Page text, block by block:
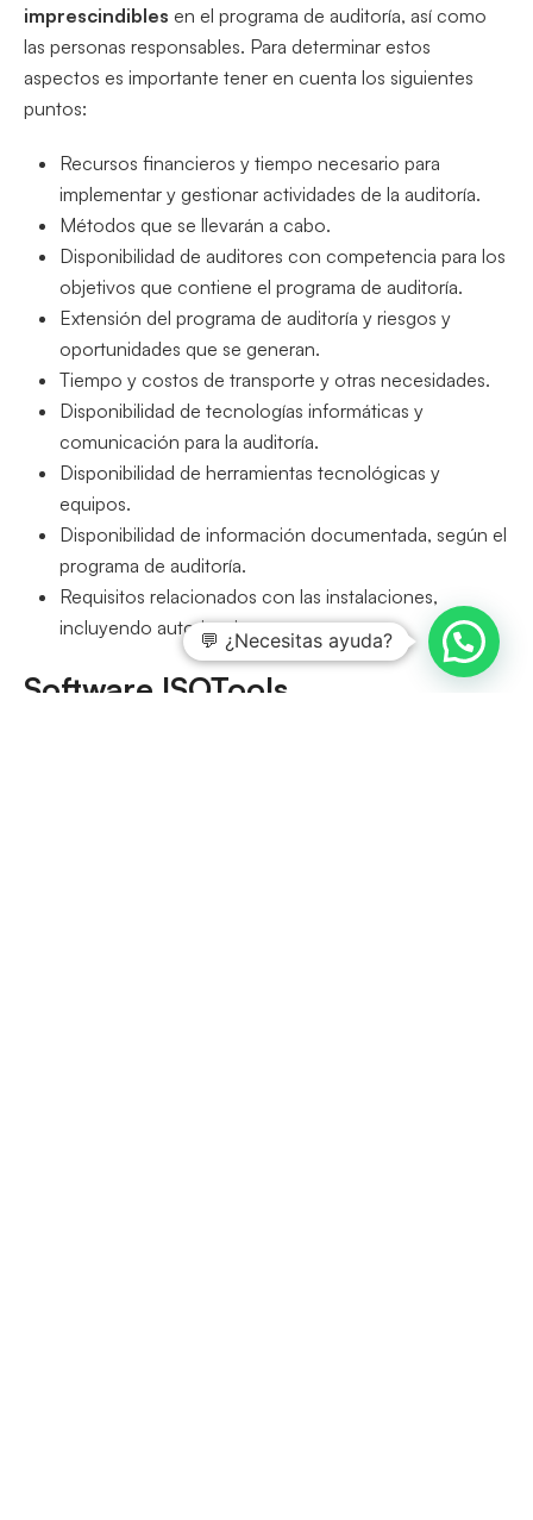
imprescindibles en el programa de auditoría, así como
las personas responsables. Para determinar estos
aspectos es importante tener en cuenta los siguientes
puntos:
Recursos financieros y tiempo necesario para
implementar y gestionar actividades de la auditoría.
Métodos que se llevarán a cabo.
Disponibilidad de auditores con competencia para los
objetivos que contiene el programa de auditoría.
Extensión del programa de auditoría y riesgos y
oportunidades que se generan.
Tiempo y costos de transporte y otras necesidades.
Disponibilidad de tecnologías informáticas y
comunicación para la auditoría.
Disponibilidad de herramientas tecnológicas y
equipos.
Disponibilidad de información documentada, según el
programa de auditoría.
Requisitos relacionados con las instalaciones,
incluyendo autorizaciones.
Software ISOTools
💬 ¿Necesitas ayuda?